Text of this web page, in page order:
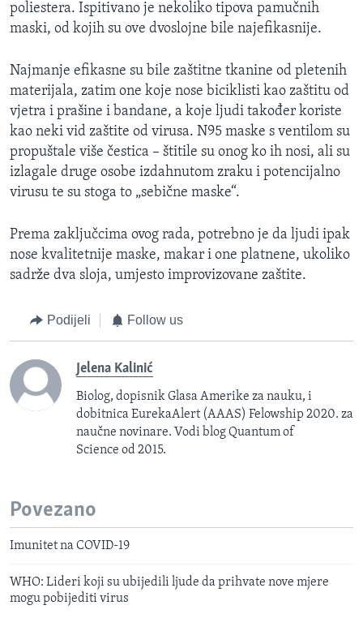
poliestera. Ispitivano je nekoliko tipova pamučnih
maski, od kojih su ove dvoslojne bile najefikasnije.
Najmanje efikasne su bile zaštitne tkanine od pletenih
materijala, zatim one koje nose biciklisti kao zaštitu od
vjetra i prašine i bandane, a koje ljudi također koriste
kao neki vid zaštite od virusa. N95 maske s ventilom su
propuštale više čestica – štitile su onog ko ih nosi, ali su
izlagale druge osobe izdahnutom zraku i potencijalno
virusu te su stoga to „sebične maske“.
Prema zaključcima ovog rada, potrebno je da ljudi ipak
nose kvalitetnije maske, makar i one platnene, ukoliko
sadrže dva sloja, umjesto improvizovane zaštite.
Podijeli Follow us
Jelena Kalinić
Biolog, dopisnik Glasa Amerike za nauku, i
dobitnica EurekaAlert (AAAS) Felowship 2020. za
naučne novinare. Vodi blog Quantum of
Science od 2015.
Povezano
Imunitet na COVID-19
WHO: Lideri koji su ubijedili ljude da prihvate nove mjere
mogu pobijediti virus